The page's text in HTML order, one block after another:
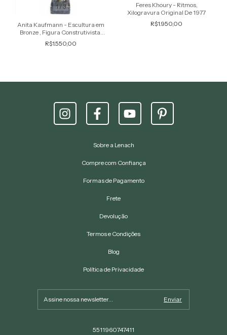
1/3
Anita Kaufmann - Escultura em
Bronze , Figura Construtivista,
Abstrato, Geométrico , 1980
R$1.550,00
Feres Khoury - Ritmos,
Xilogravura Original De 1977
R$1.950,00
Sobre a Lenach
Compre com Confiança
Formas de Pagamento
Frete
Devolução
Termos e Condições
Blog
Política de Privacidade
5511960747411